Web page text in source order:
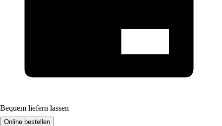
Bequem liefern lassen
Online bestellen